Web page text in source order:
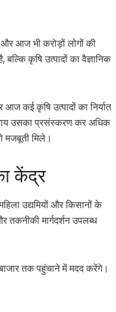
आज भी करोड़ों लोगों की
कृषि उत्पादों का वैज्ञानिक
कई कृषि उत्पादों का निर्यात
उसका प्रसंस्करण कर अधिक
मजबूती मिले।
केंद्र
उद्यमियों और किसानों के
तकनीकी मार्गदर्शन उपलब्ध
तक पहुंचाने में मदद करेंगे।